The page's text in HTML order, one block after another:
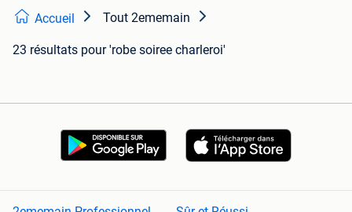
Accueil Tout 2ememain
23 résultats pour 'robe soiree charleroi'